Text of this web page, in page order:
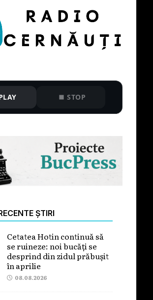
STOP
ȘTIRI
Cetatea Hotin continuă să
se ruineze: noi bucăți se
desprind din zidul prăbușit
în aprilie
08.08.2026